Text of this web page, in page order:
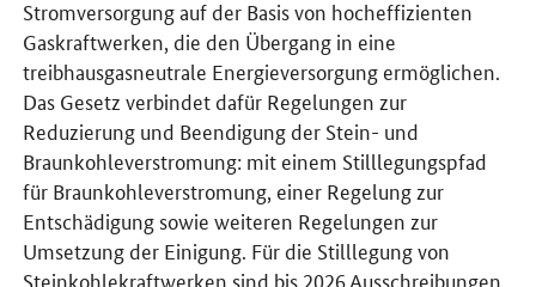
Stromversorgung auf der Basis von hocheffizienten
Gaskraftwerken, die den Übergang in eine
treibhausgasneutrale Energieversorgung ermöglichen.
Das Gesetz verbindet dafür Regelungen zur
Reduzierung und Beendigung der Stein- und
Braunkohleverstromung: mit einem Stilllegungspfad
für Braunkohleverstromung, einer Regelung zur
Entschädigung sowie weiteren Regelungen zur
Umsetzung der Einigung. Für die Stilllegung von
Steinkohlekraftwerken sind bis 2026 Ausschreibungen